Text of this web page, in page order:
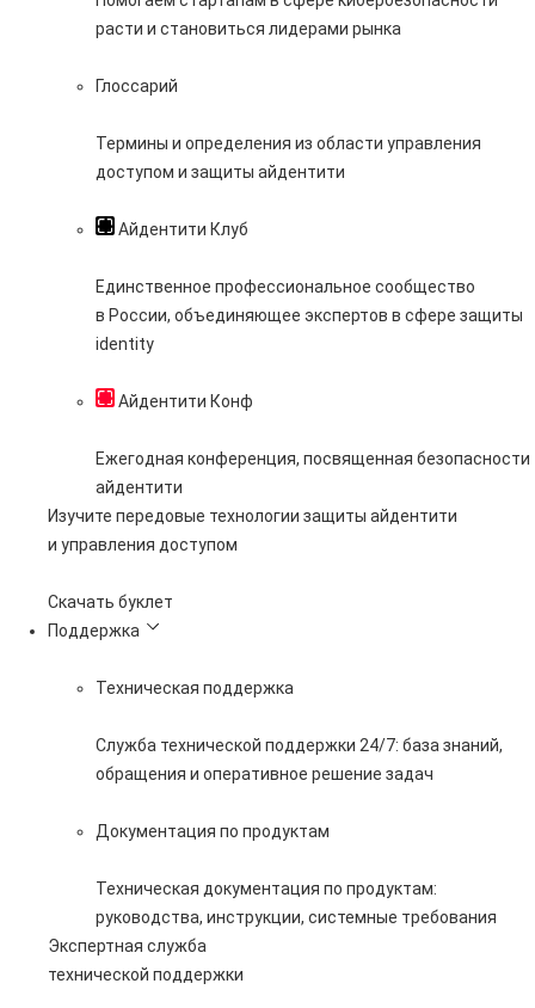
расти и становиться лидерами рынка
Глоссарий
Термины и определения из области управления
доступом и защиты айдентити
Айдентити Клуб
Единственное профессиональное сообщество
в России, объединяющее экспертов в сфере защиты
identity
Айдентити Конф
Ежегодная конференция, посвященная безопасности
айдентити
Изучите передовые технологии защиты айдентити
и управления доступом
Скачать буклет
Поддержка
Техническая поддержка
Служба технической поддержки 24/7: база знаний,
обращения и оперативное решение задач
Документация по продуктам
Техническая документация по продуктам:
руководства, инструкции, системные требования
Экспертная служба
технической поддержки